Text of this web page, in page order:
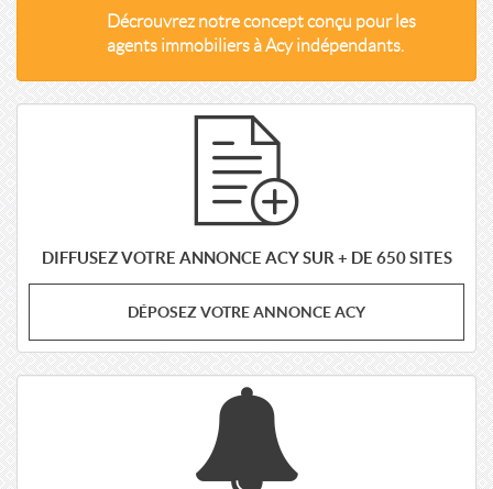
Décrouvrez notre concept conçu pour les
agents immobiliers à Acy indépendants.
DIFFUSEZ VOTRE ANNONCE ACY SUR + DE 650 SITES
DÉPOSEZ VOTRE ANNONCE ACY